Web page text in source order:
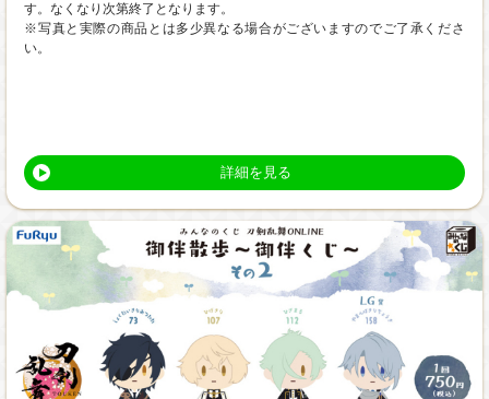
す。なくなり次第終了となります。
※写真と実際の商品とは多少異なる場合がございますのでご了承くださ
い。
詳細を見る